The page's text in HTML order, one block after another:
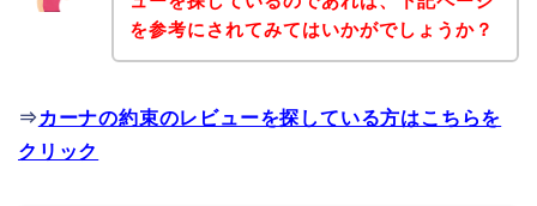
を参考にされてみてはいかがでしょうか？
⇒ カーナの約束のレビューを探している方はこちらを
クリック